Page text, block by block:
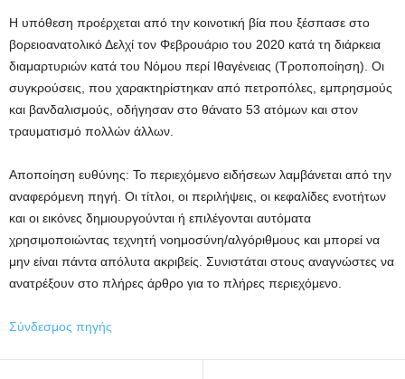
Η υπόθεση προέρχεται από την κοινοτική βία που ξέσπασε στο
βορειοανατολικό Δελχί τον Φεβρουάριο του 2020 κατά τη διάρκεια
διαμαρτυριών κατά του Νόμου περί Ιθαγένειας (Τροποποίηση). Οι
συγκρούσεις, που χαρακτηρίστηκαν από πετροπόλες, εμπρησμούς
και βανδαλισμούς, οδήγησαν στο θάνατο 53 ατόμων και στον
τραυματισμό πολλών άλλων.
Αποποίηση ευθύνης: Το περιεχόμενο ειδήσεων λαμβάνεται από την
αναφερόμενη πηγή. Οι τίτλοι, οι περιλήψεις, οι κεφαλίδες ενοτήτων
και οι εικόνες δημιουργούνται ή επιλέγονται αυτόματα
χρησιμοποιώντας τεχνητή νοημοσύνη/αλγόριθμους και μπορεί να
μην είναι πάντα απόλυτα ακριβείς. Συνιστάται στους αναγνώστες να
ανατρέξουν στο πλήρες άρθρο για το πλήρες περιεχόμενο.
Σύνδεσμος πηγής